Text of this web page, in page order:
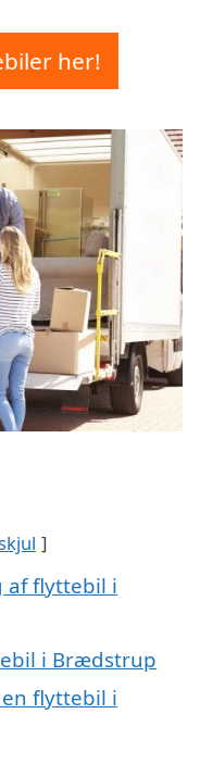
her!
af flyttebil i
i Brædstrup
flyttebil i